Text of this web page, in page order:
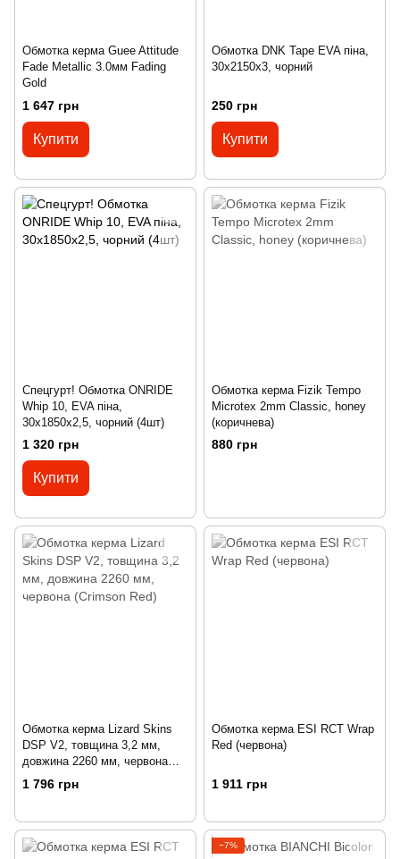
Обмотка керма Guee Attitude
Fade Metallic 3.0мм Fading
Gold
1 647 грн
Купити
Обмотка DNK Tape EVA піна,
30x2150x3, чорний
250 грн
Купити
Спецгурт! Обмотка ONRIDE
Whip 10, EVA піна,
30x1850x2,5, чорний (4шт)
1 320 грн
Купити
Обмотка керма Fizik Tempo
Microtex 2mm Classic, honey
(коричнева)
880 грн
Обмотка керма Lizard Skins
DSP V2, товщина 3,2 мм,
довжина 2260 мм, червона
(Crimson Red)
1 796 грн
Обмотка керма ESI RCT Wrap
Red (червона)
1 911 грн
−7%